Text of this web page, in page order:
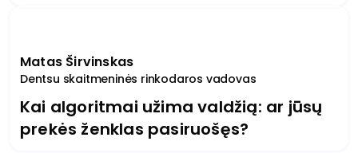
Matas Širvinskas
Dentsu skaitmeninės rinkodaros vadovas
Kai algoritmai užima valdžią: ar jūsų
prekės ženklas pasiruošęs?